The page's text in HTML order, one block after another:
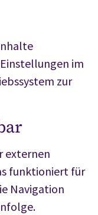
im
zur
externen
funktioniert für
Navigation